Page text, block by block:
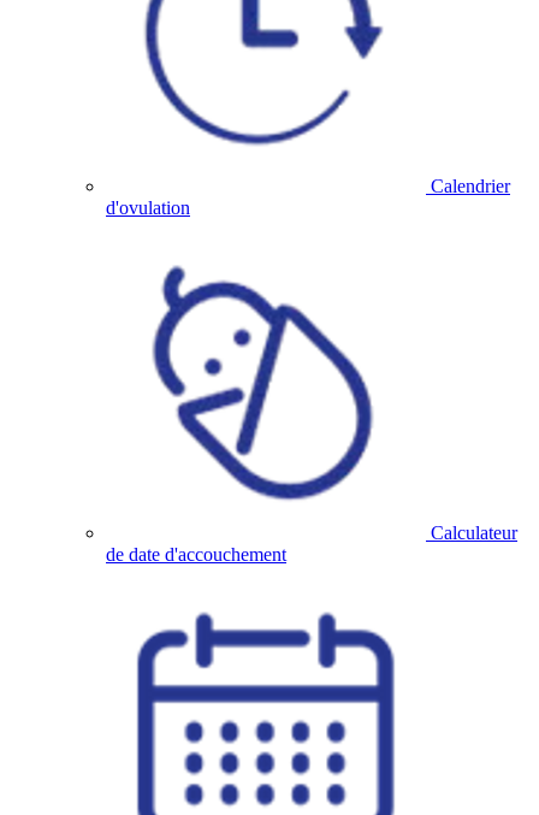
Calendrier
d'ovulation
Calculateur
de date d'accouchement